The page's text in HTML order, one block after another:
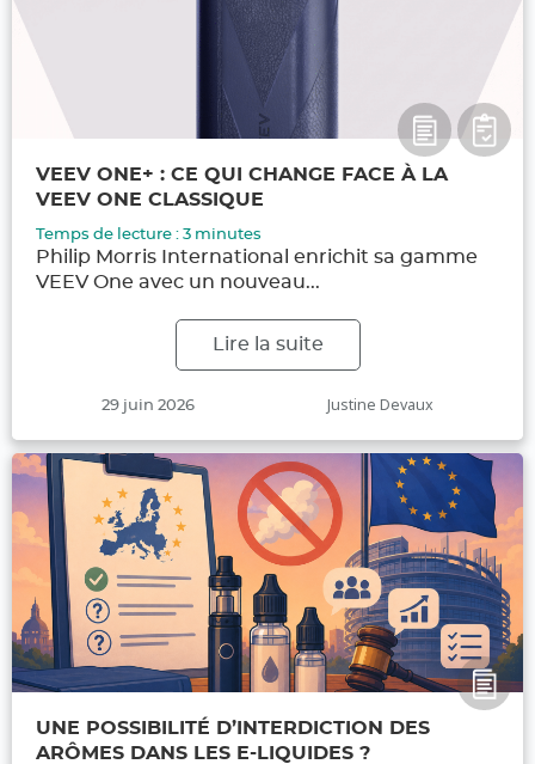
VEEV ONE+ : CE QUI CHANGE FACE À LA
VEEV ONE CLASSIQUE
Temps de lecture : 3 minutes
Philip Morris International enrichit sa gamme
VEEV One avec un nouveau...
Lire la suite
Publié
29 juin 2026 Auteur
Justine Devaux
UNE POSSIBILITÉ D’INTERDICTION DES
ARÔMES DANS LES E-LIQUIDES ?